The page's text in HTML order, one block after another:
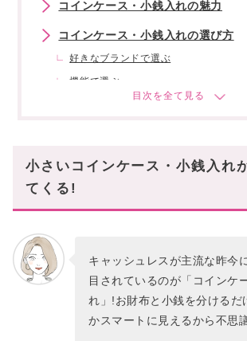
コインケース・小銭入れの魅力
コインケース・小銭入れの選び方
好きなブランドで選ぶ
機能で選ぶ
長く使えるものを選ぶ
【大人きれいめ】おすすめのコイ
【かわいい】おすすめのコインケー
胸キュン必須▷▷ Anya Hindmarch
可憐さで魅了する▷▷Chloe(クロエ)
【カードも入る】おすすめのコイ
小さいコインケース・小銭入れ
てくる!
キャッシュレスが主流な昨今
目されているのが「コインケ
れ」!お財布と小銭を分けるだ
かスマートに見えるから不思